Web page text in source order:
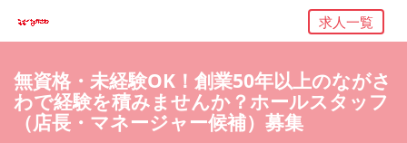
求人一覧
無資格・未経験OK！創業50年以上のながさ
わで経験を積みませんか？ホールスタッフ
（店長・マネージャー候補）募集